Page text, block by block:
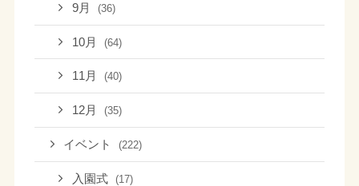
9月 (36)
10月 (64)
11月 (40)
12月 (35)
イベント (222)
入園式 (17)